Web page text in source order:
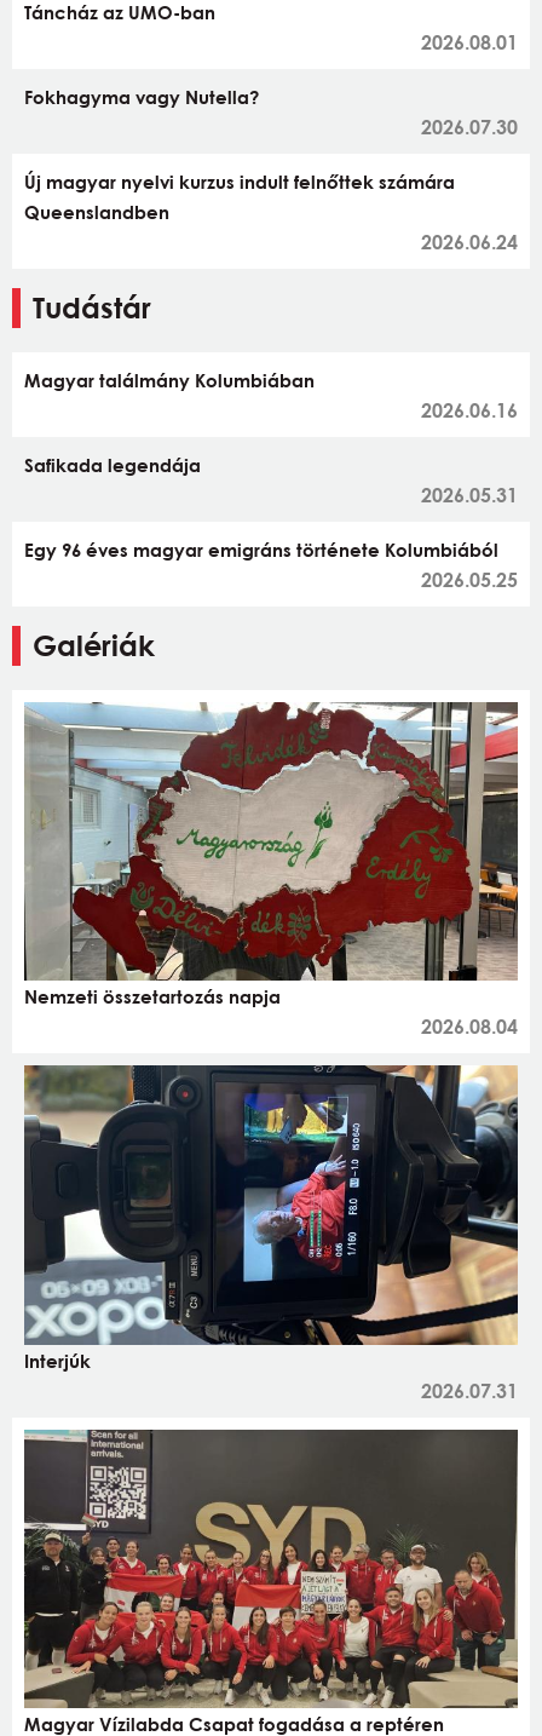
Táncház az UMO-ban
2026.08.01
Fokhagyma vagy Nutella?
2026.07.30
Új magyar nyelvi kurzus indult felnőttek számára
Queenslandben
2026.06.24
Tudástár
Magyar találmány Kolumbiában
2026.06.16
Safikada legendája
2026.05.31
Egy 96 éves magyar emigráns története Kolumbiából
2026.05.25
Galériák
Nemzeti összetartozás napja
2026.08.04
Interjúk
2026.07.31
Magyar Vízilabda Csapat fogadása a reptéren